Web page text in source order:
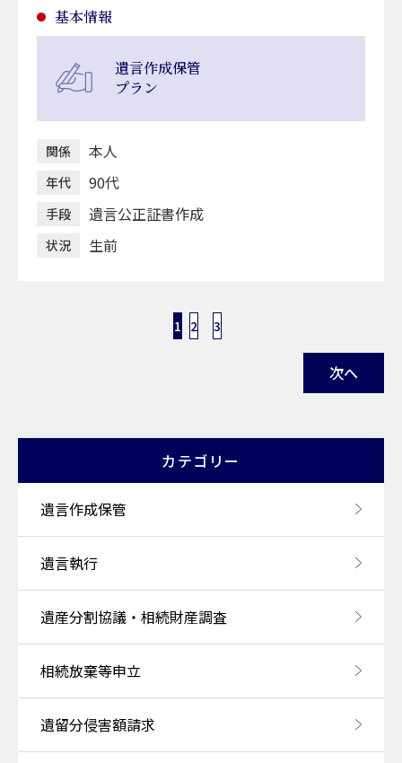
基本情報
遺言作成保管
プラン
関係 本人
年代 90代
手段 遺言公正証書作成
状況 生前
ビ
ゲー
ショ
1 2 3
次へ
カテゴリー
遺言作成保管
遺言執行
遺産分割協議・相続財産調査
相続放棄等申立
遺留分侵害額請求